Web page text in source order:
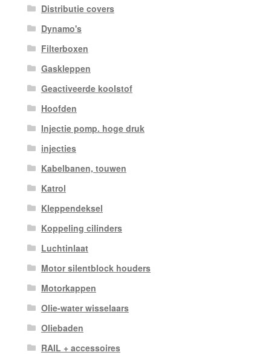
Distributie covers
Dynamo's
Filterboxen
Gaskleppen
Geactiveerde koolstof
Hoofden
Injectie pomp. hoge druk
injecties
Kabelbanen, touwen
Katrol
Kleppendeksel
Koppeling cilinders
Luchtinlaat
Motor silentblock houders
Motorkappen
Olie-water wisselaars
Oliebaden
RAIL + accessoires